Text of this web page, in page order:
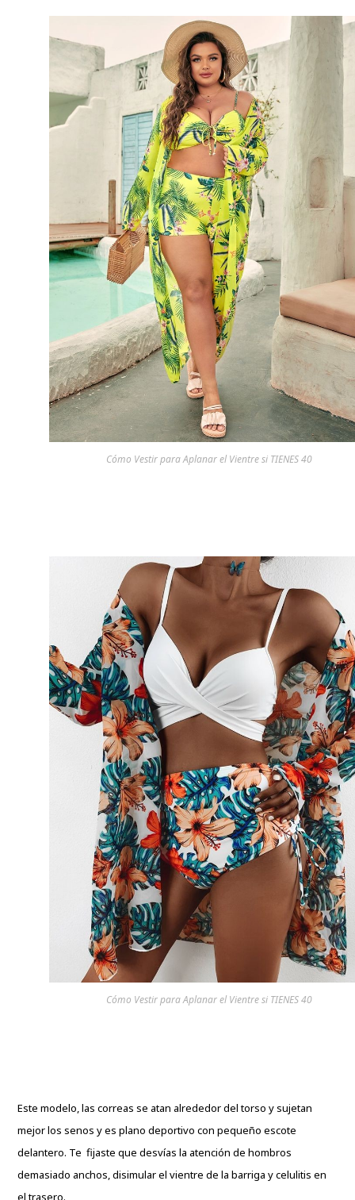
Cómo Vestir para Aplanar el Vientre si TIENES 40
Cómo Vestir para Aplanar el Vientre si TIENES 40
Este modelo, las correas se atan alrededor del torso y sujetan
mejor los senos y es plano deportivo con pequeño escote
delantero. Te fijaste que desvías la atención de hombros
demasiado anchos, disimular el vientre de la barriga y celulitis en
el trasero.